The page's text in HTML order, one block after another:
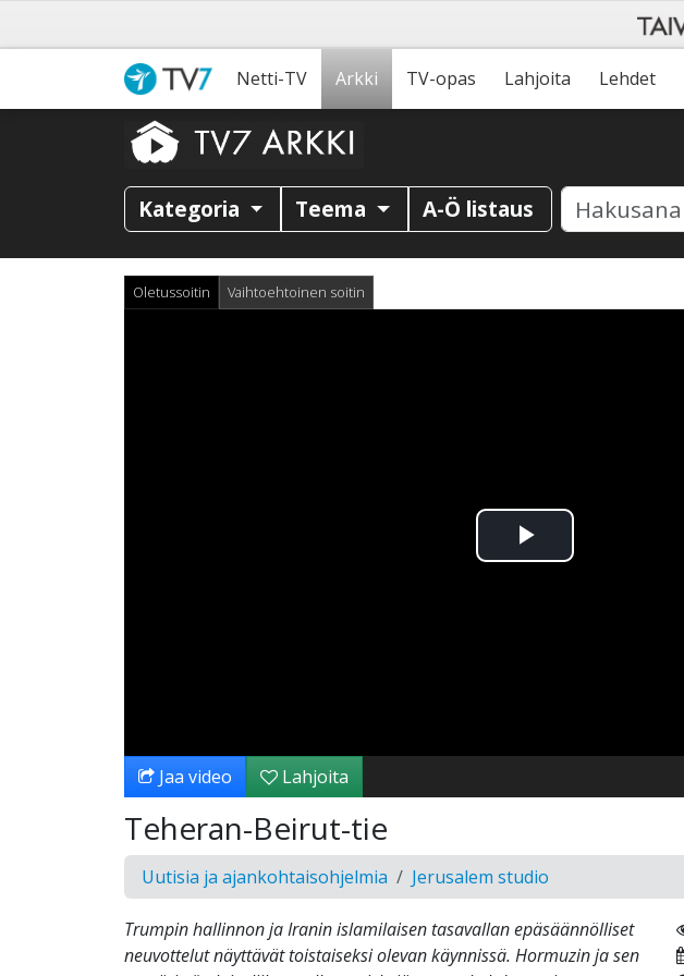
Netti-TV Arkki TV-opas Lahjoita Lehdet
Kategoria Teema A-Ö listaus
Oletussoitin Vaihtoehtoinen soitin
Toista
Jaa video Lahjoita
Teheran-Beirut-tie
Uutisia ja ajankohtaisohjelmia Jerusalem studio
Trumpin hallinnon ja Iranin islamilaisen tasavallan epäsäännölliset
neuvottelut näyttävät toistaiseksi olevan käynnissä. Hormuzin ja sen